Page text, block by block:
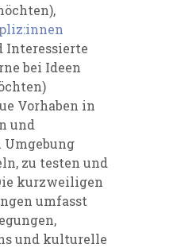
Interessierte
bei Ideen
Vorhaben in
und
zu testen und
kurzweiligen
umfasst
und kulturelle